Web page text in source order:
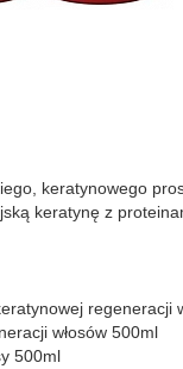
keratynowego
keratynę z
regeneracji
włosów 500ml
500ml